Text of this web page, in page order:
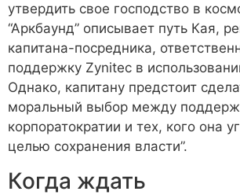
утвердить свое господство в
“Аркбаунд” описывает путь Кая,
капитана-посредника,
поддержку Zynitec в
Однако, капитану предстоит
моральный выбор между
корпоратократии и тех, кого она
целью сохранения власти”.
Когда ждать